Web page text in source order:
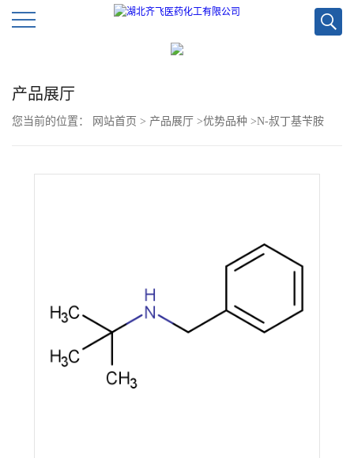
司
页
产品展厅
您当前的位置： 网站首页 > 产品展厅 >优势品种 >N-叔丁基苄胺